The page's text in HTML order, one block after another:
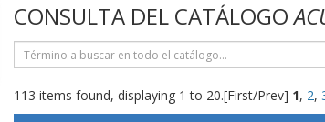
CONSULTA DEL CATÁLOGO
113 items found, displaying 1 to 20.[First/Prev] 1, 2,